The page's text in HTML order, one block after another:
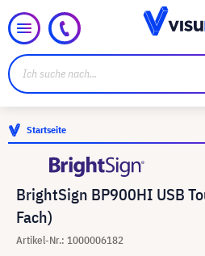
Startseite
BrightSign BP900HI USB
Fach)
Artikel-Nr.: 1000006182